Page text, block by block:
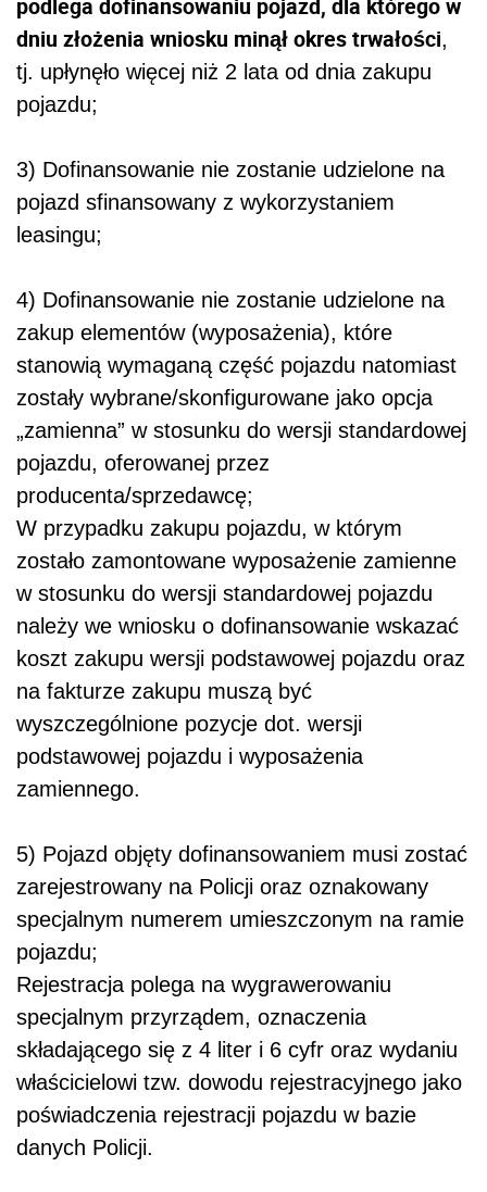
podlega dofinansowaniu pojazd, dla którego w
dniu złożenia wniosku minął okres trwałości,
tj. upłynęło więcej niż 2 lata od dnia zakupu
pojazdu;
3) Dofinansowanie nie zostanie udzielone na
pojazd sfinansowany z wykorzystaniem
leasingu;
4) Dofinansowanie nie zostanie udzielone na
zakup elementów (wyposażenia), które
stanowią wymaganą część pojazdu natomiast
zostały wybrane/skonfigurowane jako opcja
„zamienna” w stosunku do wersji standardowej
pojazdu, oferowanej przez
producenta/sprzedawcę;
W przypadku zakupu pojazdu, w którym
zostało zamontowane wyposażenie zamienne
w stosunku do wersji standardowej pojazdu
należy we wniosku o dofinansowanie wskazać
koszt zakupu wersji podstawowej pojazdu oraz
na fakturze zakupu muszą być
wyszczególnione pozycje dot. wersji
podstawowej pojazdu i wyposażenia
zamiennego.
5) Pojazd objęty dofinansowaniem musi zostać
zarejestrowany na Policji oraz oznakowany
specjalnym numerem umieszczonym na ramie
pojazdu;
Rejestracja polega na wygrawerowaniu
specjalnym przyrządem, oznaczenia
składającego się z 4 liter i 6 cyfr oraz wydaniu
właścicielowi tzw. dowodu rejestracyjnego jako
poświadczenia rejestracji pojazdu w bazie
danych Policji.